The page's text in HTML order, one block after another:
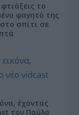
το
φαγητό της
σπίτι σε
έχοντας
τον Παύλο